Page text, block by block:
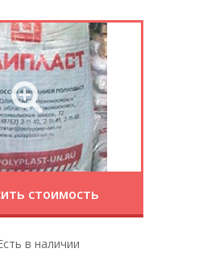
стоимость
в наличии